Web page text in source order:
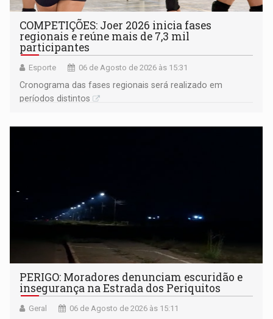
COMPETIÇÕES: Joer 2026 inicia fases
regionais e reúne mais de 7,3 mil
participantes
Esporte 06 de Agosto de 2026 às 15:31
Cronograma das fases regionais será realizado em
períodos distintos
PERIGO: Moradores denunciam escuridão e
insegurança na Estrada dos Periquitos
Geral 06 de Agosto de 2026 às 15:11